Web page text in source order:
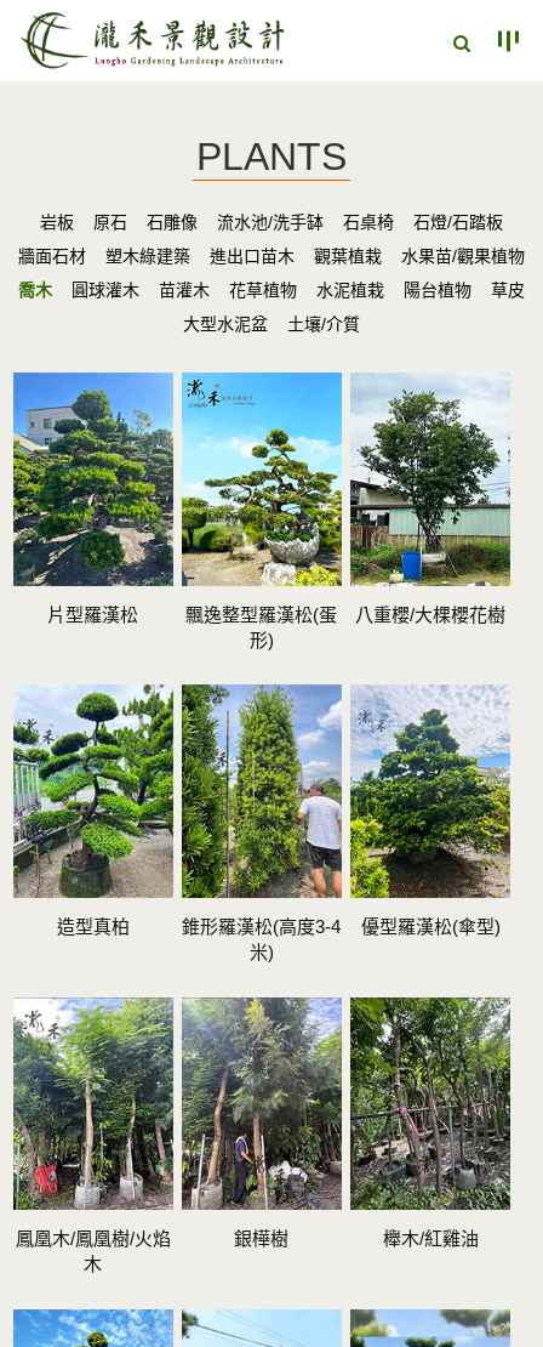
PLANTS
岩板 原石 石雕像 流水池/洗手缽 石桌椅
石燈/石踏板
牆面石材
塑木綠建築 進出口苗木 觀葉植栽
水果苗/觀果植物
喬木
圓球灌木 苗灌木 花草植物 水泥植栽 陽台植物
草皮
大型水泥盆
土壤/介質
片型羅漢松
飄逸整型羅漢松(蛋
形)
八重櫻/大棵櫻花樹
造型真柏
錐形羅漢松(高度3-4
米)
優型羅漢松(傘型)
鳳凰木/鳳凰樹/火焰
木
銀樺樹 櫸木/紅雞油